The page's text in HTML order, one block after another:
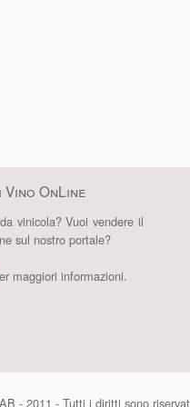
Vino OnLine
vinicola? Vuoi vendere il
sul nostro portale?
maggiori informazioni.
- 2011 - Tutti i diritti sono